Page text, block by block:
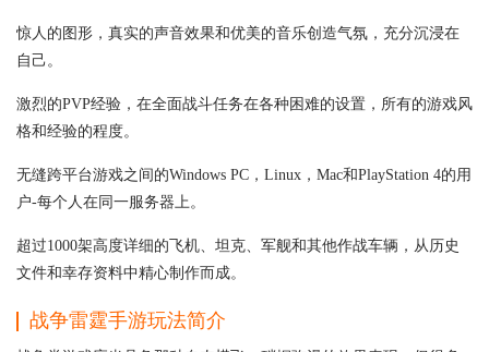
惊人的图形，真实的声音效果和优美的音乐创造气氛，充分沉浸在
自己。
激烈的PVP经验，在全面战斗任务在各种困难的设置，所有的游戏风
格和经验的程度。
无缝跨平台游戏之间的Windows PC，Linux，Mac和PlayStation 4的用
户-每个人在同一服务器上。
超过1000架高度详细的飞机、坦克、军舰和其他作战车辆，从历史
文件和幸存资料中精心制作而成。
战争雷霆手游玩法简介